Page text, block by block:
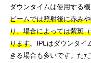
ダウンタイムは使用する
ビームでは照射後に赤み
り、場合によっては紫斑
ります。IPLはダウンタイ
きる場合も多いです。た